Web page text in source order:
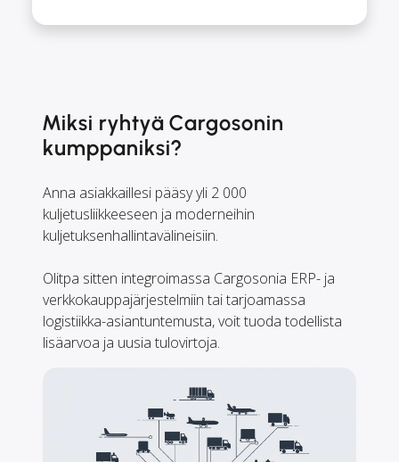
Miksi ryhtyä Cargosonin
kumppaniksi?
Anna asiakkaillesi pääsy yli 2 000
kuljetusliikkeeseen ja moderneihin
kuljetuksenhallintavälineisiin.
Olitpa sitten integroimassa Cargosonia ERP- ja
verkkokauppajärjestelmiin tai tarjoamassa
logistiikka-asiantuntemusta, voit tuoda todellista
lisäarvoa ja uusia tulovirtoja.